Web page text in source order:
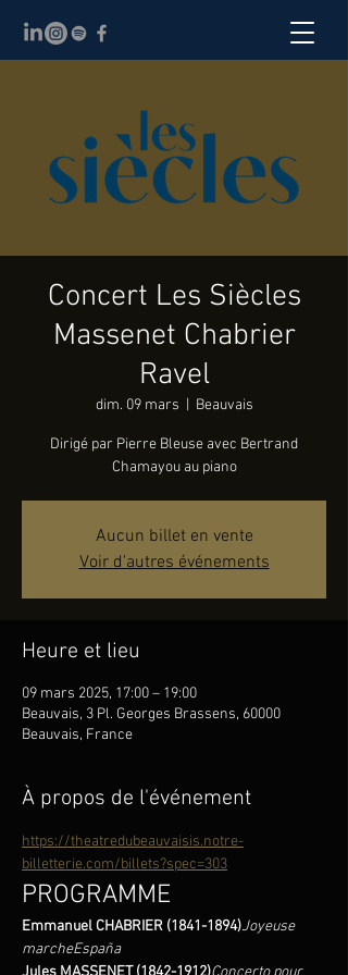
Concert Les Siècles
Massenet Chabrier
Ravel
dim. 09 mars Beauvais
Dirigé par Pierre Bleuse avec Bertrand
Chamayou au piano
Aucun billet en vente
Voir d'autres événements
Heure et lieu
09 mars 2025, 17:00 – 19:00
Beauvais, 3 Pl. Georges Brassens, 60000
Beauvais, France
À propos de l'événement
https://theatredubeauvaisis.notre-
billetterie.com/billets?spec=303
PROGRAMME
Emmanuel CHABRIER (1841-1894)Joyeuse
marcheEspaña